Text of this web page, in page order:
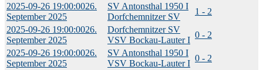
2025-09-26 19:00:0026.
September 2025
SV Antonsthal 1950 I
Dorfchemnitzer SV
1 - 2
2025-09-26 19:00:0026.
September 2025
Dorfchemnitzer SV
VSV Bockau-Lauter I
0 - 2
2025-09-26 19:00:0026.
September 2025
SV Antonsthal 1950 I
VSV Bockau-Lauter I
0 - 2